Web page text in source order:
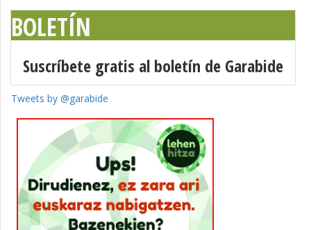
BOLETÍN
Suscríbete gratis al boletín de Garabide
Tweets by @garabide